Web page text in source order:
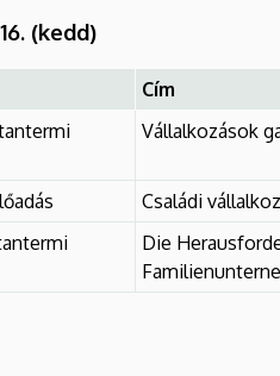
(kedd)
Cím
Vállalkozások
Családi
Die